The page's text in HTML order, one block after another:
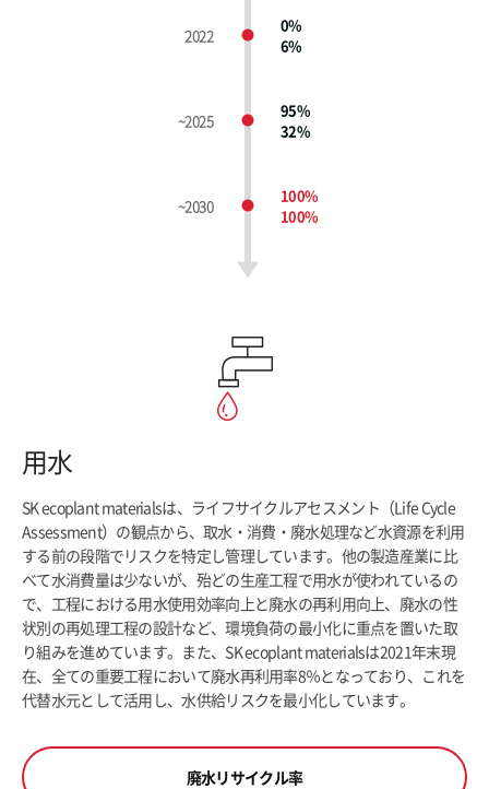
2022
0%
6%
~2025
95%
32%
~2030
100%
100%
用水
SK ecoplant materialsは、ライフサイクルアセスメント（Life Cycle
Assessment）の観点から、取水・消費・廃水処理など水資源を利用
する前の段階でリスクを特定し管理しています。他の製造産業に比
べて水消費量は少ないが、殆どの生産工程で用水が使われているの
で、工程における用水使用効率向上と廃水の再利用向上、廃水の性
状別の再処理工程の設計など、環境負荷の最小化に重点を置いた取
り組みを進めています。また、SK ecoplant materialsは2021年末現
在、全ての重要工程において廃水再利用率8％となっており、これを
代替水元として活用し、水供給リスクを最小化しています。
廃水リサイクル率